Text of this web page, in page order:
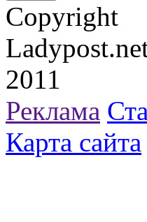
Copyright
2011
Реклама
Карта сайта